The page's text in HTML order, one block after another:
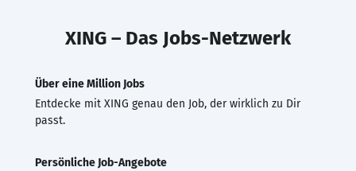
XING – Das Jobs-Netzwerk
Über eine Million Jobs
Entdecke mit XING genau den Job, der wirklich zu Dir
passt.
Persönliche Job-Angebote